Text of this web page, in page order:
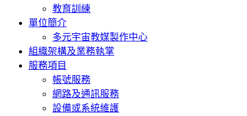
教育訓練
單位簡介
多元宇宙教媒製作中心
組織架構及業務執掌
服務項目
帳號服務
網路及通訊服務
設備或系統維護